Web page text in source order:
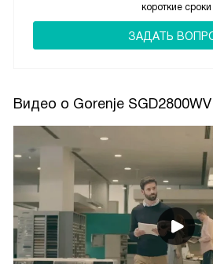
короткие сроки
ЗАДАТЬ
Видео о Gorenje SGD2800WV